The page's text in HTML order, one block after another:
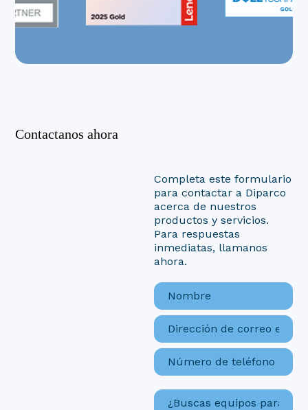
Contactanos ahora
Completa este formulario
para contactar a Diparco
acerca de nuestros
productos y servicios.
Para respuestas
inmediatas, llamanos
ahora.